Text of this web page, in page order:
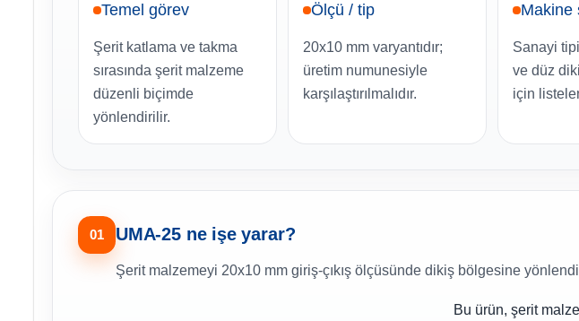
Temel görev
Şerit katlama ve takma
sırasında şerit malzeme
düzenli biçimde
yönlendirilir.
Ölçü / tip
20x10 mm varyantıdır;
üretim numunesiyle
karşılaştırılmalıdır.
Makine
Sanayi
ve düz
için
01 UMA-25 ne işe yarar?
Şerit malzemeyi 20x10 mm giriş-çıkış ölçüsünde dikiş bölgesine
Bu ürün, şerit